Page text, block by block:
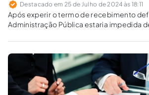
Destacado em 25 de Julho de 2024 às 18:11
Após experir o termo de recebimento
Administração Pública estaria impedida
caso de vícios ocultos.